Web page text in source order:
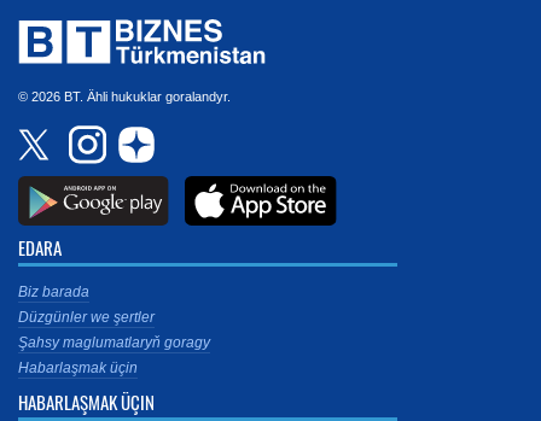
© 2026 BT. Ähli hukuklar goralandyr.
EDARA
Biz barada
Düzgünler we şertler
Şahsy maglumatlaryň goragy
Habarlaşmak üçin
HABARLAŞMAK ÜÇIN